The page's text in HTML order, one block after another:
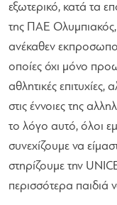
εξωτερικό, κατά τα
της ΠΑΕ Ολυμπιακός,
ανέκαθεν
οποίες όχι μόνο
αθλητικές
στις έννοιες της
το λόγο αυτό, όλοι
συνεχίζουμε να
στηρίζουμε την
περισσότερα παιδιά